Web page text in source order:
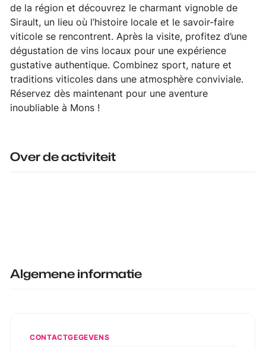
de la région et découvrez le charmant vignoble de
Sirault, un lieu où l’histoire locale et le savoir-faire
viticole se rencontrent. Après la visite, profitez d’une
dégustation de vins locaux pour une expérience
gustative authentique. Combinez sport, nature et
traditions viticoles dans une atmosphère conviviale.
Réservez dès maintenant pour une aventure
inoubliable à Mons !
Over de activiteit
Algemene informatie
CONTACTGEGEVENS